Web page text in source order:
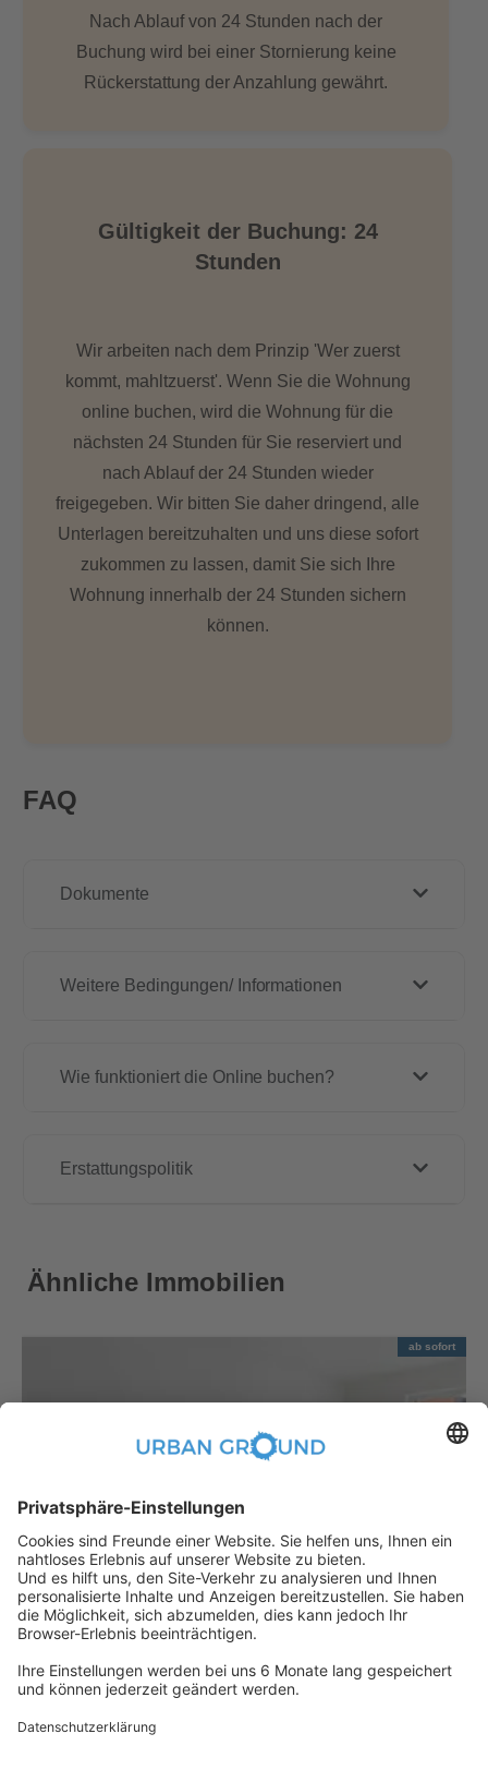
Nach Ablauf von 24 Stunden nach der
Buchung wird bei einer Stornierung keine
Rückerstattung der Anzahlung gewährt.
Gültigkeit der Buchung: 24
Stunden
Wir arbeiten nach dem Prinzip 'Wer zuerst
kommt, mahltzuerst'. Wenn Sie die Wohnung
online buchen, wird die Wohnung für die
nächsten 24 Stunden für Sie reserviert und
nach Ablauf der 24 Stunden wieder
freigegeben. Wir bitten Sie daher dringend, alle
Unterlagen bereitzuhalten und uns diese sofort
zukommen zu lassen, damit Sie sich Ihre
Wohnung innerhalb der 24 Stunden sichern
können.
FAQ
Dokumente
Weitere Bedingungen/ Informationen
Wie funktioniert die Online buchen?
Erstattungspolitik
Ähnliche Immobilien
ab sofort
€1.090,00 per month
"Mietrabatt" - Mitte - Schön geschnitten u. Balkon-2 Zi.Apartment und EBK
Mitte:Mitte
57.88 m2 | 2Zimmer | Unmöbliert